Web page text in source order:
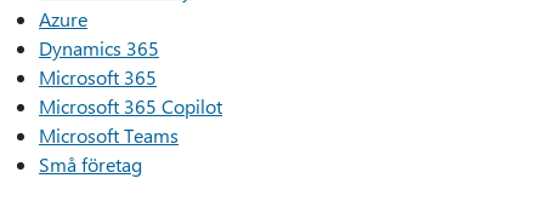
Azure
Dynamics 365
Microsoft 365
Microsoft 365 Copilot
Microsoft Teams
Små företag